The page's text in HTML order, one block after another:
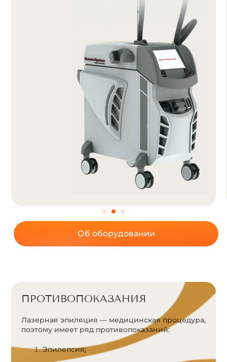
Об оборудовании
ПРОТИВОПОКАЗАНИЯ
Лазерная эпиляция — медицинская процедура,
поэтому имеет ряд противопоказаний:
Эпилепсия;